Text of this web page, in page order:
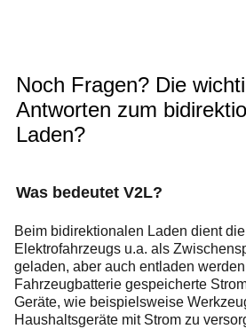
Noch Fragen? Die
Antworten zum
Laden?
Was bedeutet V2L?
Beim bidirektionalen Laden dient
Elektrofahrzeugs u.a. als
geladen, aber auch entladen
Fahrzeugbatterie gespeicherte
Geräte, wie beispielsweise
Haushaltsgeräte mit Strom zu